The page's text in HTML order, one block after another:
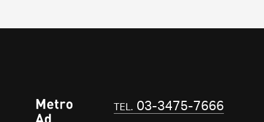
TEL. 03-3475-7666